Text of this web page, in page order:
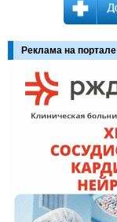
Реклама на портале